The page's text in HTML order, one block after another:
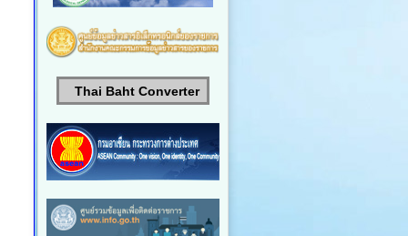
Thai Baht Converter